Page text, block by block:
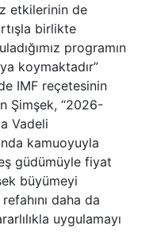
etkilerinin de
birlikte
programın
koymaktadır”
IMF reçetesinin
Şimşek, “2026-
Vadeli
kamuoyuyla
güdümüyle fiyat
büyümeyi
daha da
uygulamayı